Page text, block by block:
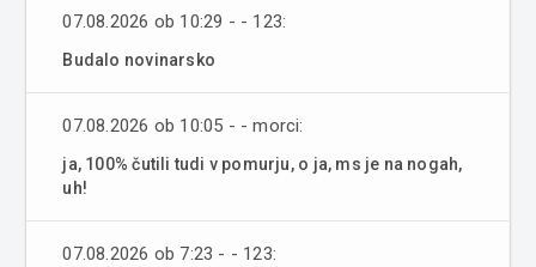
07.08.2026 ob 10:29 - - 123:
Budalo novinarsko
07.08.2026 ob 10:05 - - morci:
ja, 100% čutili tudi v pomurju, o ja, ms je na nogah,
uh!
07.08.2026 ob 7:23 - - 123: